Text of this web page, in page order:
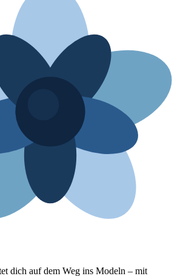
dich auf dem Weg ins Modeln – mit